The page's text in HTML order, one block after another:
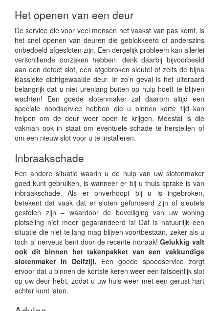
Het openen van een deur
De service die voor veel mensen het vaakst van pas komt, is
het snel openen van deuren die geblokkeerd of anderszins
onbedoeld afgesloten zijn. Een dergelijk probleem kan allerlei
verschillende oorzaken hebben: denk daarbij bijvoorbeeld
aan een defect slot, een afgebroken sleutel of zelfs de bijna
klassieke dichtgewaaide deur. In zo’n geval is het uiteraard
belangrijk dat u niet urenlang buiten op hulp hoeft te blijven
wachten! Een goede slotenmaker zal daarom altijd een
speciale noodservice hebben die u binnen korte tijd kan
helpen om de deur weer open te krijgen. Meestal is die
vakman ook in staat om eventuele schade te herstellen of
om een nieuw slot voor u te installeren.
Inbraakschade
Een andere situatie waarin u de hulp van uw slotenmaker
goed kunt gebruiken, is wanneer er bij u thuis sprake is van
inbraakschade. Als er onverhoopt bij u is ingebroken,
betekent dat vaak dat er sloten geforceerd zijn of sleutels
gestolen zijn – waardoor de beveiliging van uw woning
plotseling niet meer gegarandeerd is! Dat is natuurlijk een
situatie die niet te lang mag blijven voortbestaan, zeker als u
toch al nerveus bent door de recente inbraak! Gelukkig valt
ook dit binnen het takenpakket van een vakkundige
slotenmaker in Delfzijl. Een goede spoedservice zorgt
ervoor dat u binnen de kortste keren weer een fatsoenlijk slot
op uw deur hebt, zodat u uw huis weer met een gerust hart
achter kunt laten.